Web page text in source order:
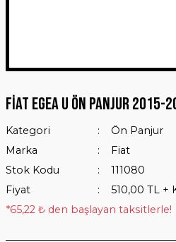
Fiat Egea U Ön Panjur 2015-
Kategori
Ön Panjur
Marka
Fiat
Stok Kodu
111080
Fiyat
510,00 TL +
*65,22 ₺ den başlayan taksitlerle!